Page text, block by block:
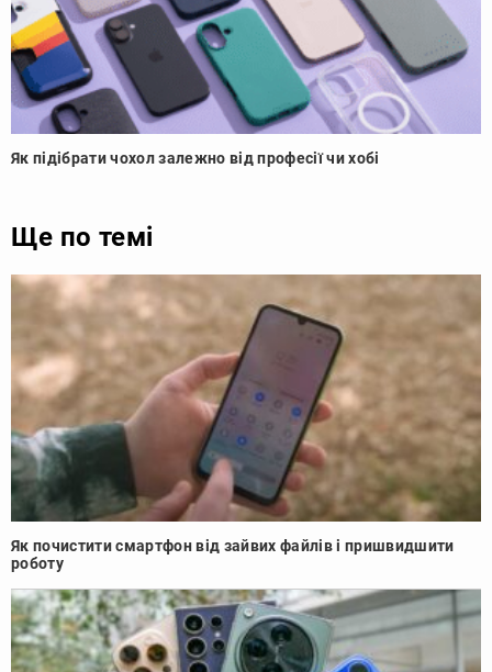
Як підібрати чохол залежно від професії чи хобі
Ще по темі
Як почистити смартфон від зайвих файлів і пришвидшити
роботу